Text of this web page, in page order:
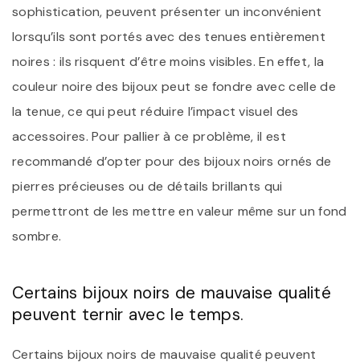
sophistication, peuvent présenter un inconvénient
lorsqu’ils sont portés avec des tenues entièrement
noires : ils risquent d’être moins visibles. En effet, la
couleur noire des bijoux peut se fondre avec celle de
la tenue, ce qui peut réduire l’impact visuel des
accessoires. Pour pallier à ce problème, il est
recommandé d’opter pour des bijoux noirs ornés de
pierres précieuses ou de détails brillants qui
permettront de les mettre en valeur même sur un fond
sombre.
Certains bijoux noirs de mauvaise qualité
peuvent ternir avec le temps.
Certains bijoux noirs de mauvaise qualité peuvent